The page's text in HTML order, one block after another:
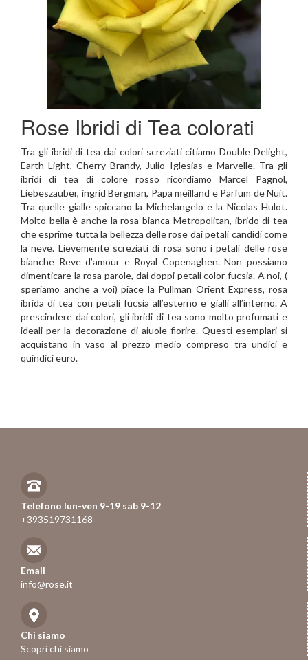
Rose Ibridi di Tea colorati
Tra gli ibridi di tea dai colori screziati citiamo Double Delight,
Earth Light, Cherry Brandy, Julio Iglesias e Marvelle. Tra gli
ibridi di tea di colore rosso ricordiamo Marcel Pagnol,
Liebeszauber, ingrid Bergman, Papa meilland e Parfum de Nuit.
Tra quelle gialle spiccano la Michelangelo e la Nicolas Hulot.
Molto bella è anche la rosa bianca Metropolitan, ibrido di tea
che esprime tutta la bellezza delle rose dai petali candidi come
la neve. Lievemente screziati di rosa sono i petali delle rose
bianche Reve d’amour e Royal Copenaghen. Non possiamo
dimenticare la rosa parole, dai doppi petali color fucsia. A noi, (
speriamo anche a voi) piace la Pullman Orient Express, rosa
ibrida di tea con petali fucsia all’esterno e gialli all’interno. A
prescindere dai colori, gli ibridi di tea sono molto profumati e
ideali per la decorazione di aiuole fiorire. Questi esemplari si
acquistano in vaso al prezzo medio compreso tra undici e
quindici euro.
Telefono lun-ven 9-19 sab 9-12
+393519731168
Email
info@rose.it
Chi siamo
Scopri chi siamo